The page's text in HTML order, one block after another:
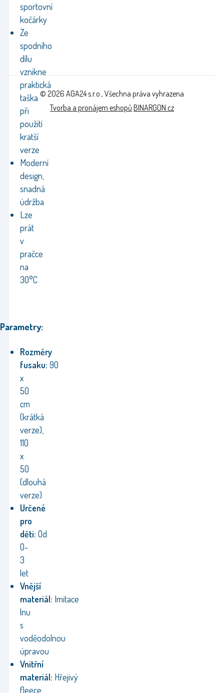
sportovní
kočárky
Ze
spodního
dílu
vznikne
praktická
taška
při
použití
kratší
verze
Moderní
design,
snadná
údržba
Lze
prát
v
pračce
na
30°C
Parametry:
Rozměry
fusaku: 90
x
50
cm
(krátká
verze),
110
x
50
(dlouhá
verze)
Určené
pro
děti: Od
0-
3
let
Vnější
materiál: Imitace
lnu
s
voděodolnou
úpravou
Vnitřní
materiál: Hřejivý
fleece
© 2026 AGA24 s.r.o., Všechna práva vyhrazena
Tvorba a pronájem eshopů BINARGON.cz